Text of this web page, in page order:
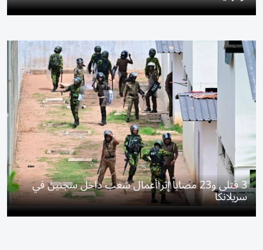
3 قتلى و23 مصاباً إثر أعمال شغب داخل سجنين في
سريلانكا